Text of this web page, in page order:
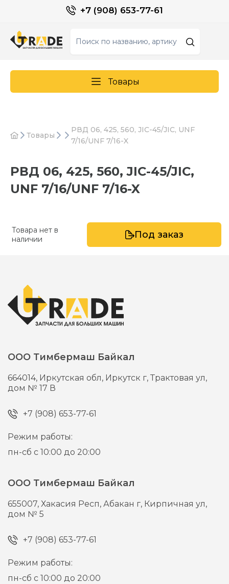
+7 (908) 653-77-61
Товары
Товары
РВД 06, 425, 560, JIC-45/JIC, UNF
7/16/UNF 7/16-X
РВД 06, 425, 560, JIC-45/JIC,
UNF 7/16/UNF 7/16-X
Товара нет в
наличии
Под заказ
ООО Тимбермаш Байкал
664014, Иркутская обл, Иркутск г,Трактовая ул,
дом № 17 В
+7 (908) 653-77-61
Режим работы:
пн-сб с 10:00 до 20:00
ООО Тимбермаш Байкал
655007,Хакасия Респ, Абакан г, Кирпичная ул,
дом № 5
+7 (908) 653-77-61
Режим работы:
пн-сб с 10:00 до 20:00